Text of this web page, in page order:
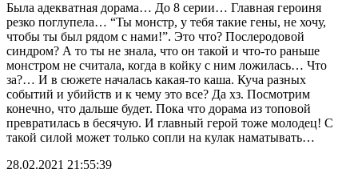
Была адекватная дорама… До 8 серии… Главная героиня
резко поглупела… “Ты монстр, у тебя такие гены, не хочу,
чтобы ты был рядом с нами!”. Это что? Послеродовой
синдром? А то ты не знала, что он такой и что-то раньше
монстром не считала, когда в койку с ним ложилась… Что
за?… И в сюжете началась какая-то каша. Куча разных
событий и убийств и к чему это все? Да хз. Посмотрим
конечно, что дальше будет. Пока что дорама из топовой
превратилась в бесячую. И главный герой тоже молодец! С
такой силой может только сопли на кулак наматывать…
28.02.2021 21:55:39